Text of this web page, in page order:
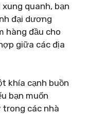
quanh, bạn
đại dương
hàng đầu cho
giữa các địa
khía cạnh buồn
bạn muốn
các nhà